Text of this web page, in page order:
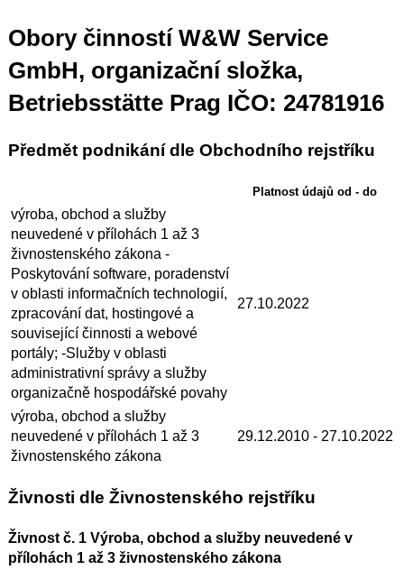
Obory činností W&W Service
GmbH, organizační složka,
Betriebsstätte Prag IČO: 24781916
Předmět podnikání dle Obchodního rejstříku
Platnost údajů od - do
výroba, obchod a služby
neuvedené v přílohách 1 až 3
živnostenského zákona -
Poskytování software, poradenství
v oblasti informačních technologií,
zpracování dat, hostingové a
související činnosti a webové
portály; -Služby v oblasti
administrativní správy a služby
organizačně hospodářské povahy
27.10.2022
výroba, obchod a služby
neuvedené v přílohách 1 až 3
živnostenského zákona
29.12.2010- 27.10.2022
Živnosti dle Živnostenského rejstříku
Živnost č. 1 Výroba, obchod a služby neuvedené v
přílohách 1 až 3 živnostenského zákona